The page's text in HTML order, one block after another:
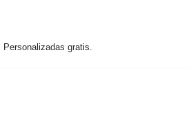
gratis.